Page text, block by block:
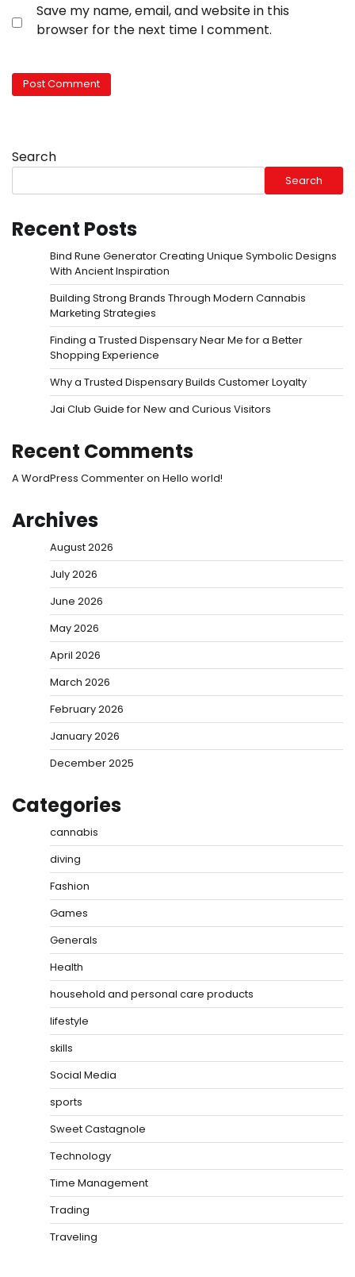
Save my name, email, and website in this
browser for the next time I comment.
Search
Search
Recent Posts
Bind Rune Generator Creating Unique Symbolic Designs
With Ancient Inspiration
Building Strong Brands Through Modern Cannabis
Marketing Strategies
Finding a Trusted Dispensary Near Me for a Better
Shopping Experience
Why a Trusted Dispensary Builds Customer Loyalty
Jai Club Guide for New and Curious Visitors
Recent Comments
A WordPress Commenteron Hello world!
Archives
August 2026
July 2026
June 2026
May 2026
April 2026
March 2026
February 2026
January 2026
December 2025
Categories
cannabis
diving
Fashion
Games
Generals
Health
household and personal care products
lifestyle
skills
Social Media
sports
Sweet Castagnole
Technology
Time Management
Trading
Traveling